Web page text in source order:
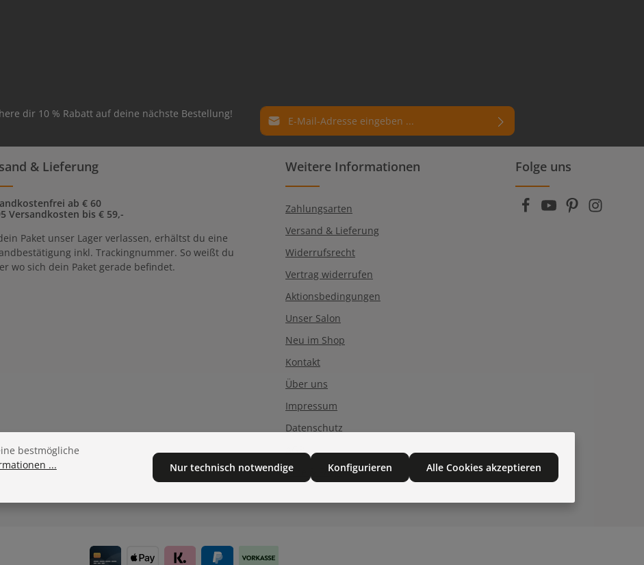
dir 10 % Rabatt auf deine nächste Bestellung! E-Mail-Adresse*
Datenschutz
Ich habe dieDatenschutzbestimmungen
Die mit einem Stern (*) markierten Felder sind
Pflichtfelder.
& Lieferung
ab € 60
Versandkosten bis € 59,-
Paket unser Lager verlassen, erhältst du eine
inkl. Trackingnummer. So weißt du
wo sich dein Paket gerade befindet.
Weitere Informationen
Zahlungsarten
Versand & Lieferung
Widerrufsrecht
Vertrag widerrufen
Aktionsbedingungen
Unser Salon
Neu im Shop
Kontakt
Über uns
Impressum
Datenschutz
Hilfe & FAQs
Folge uns
bestmögliche
...
Nur technisch notwendige Konfigurieren Alle Cookies akzeptieren